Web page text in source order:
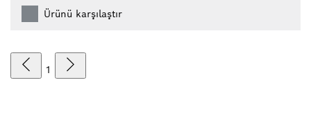
Ürünü karşılaştır
1